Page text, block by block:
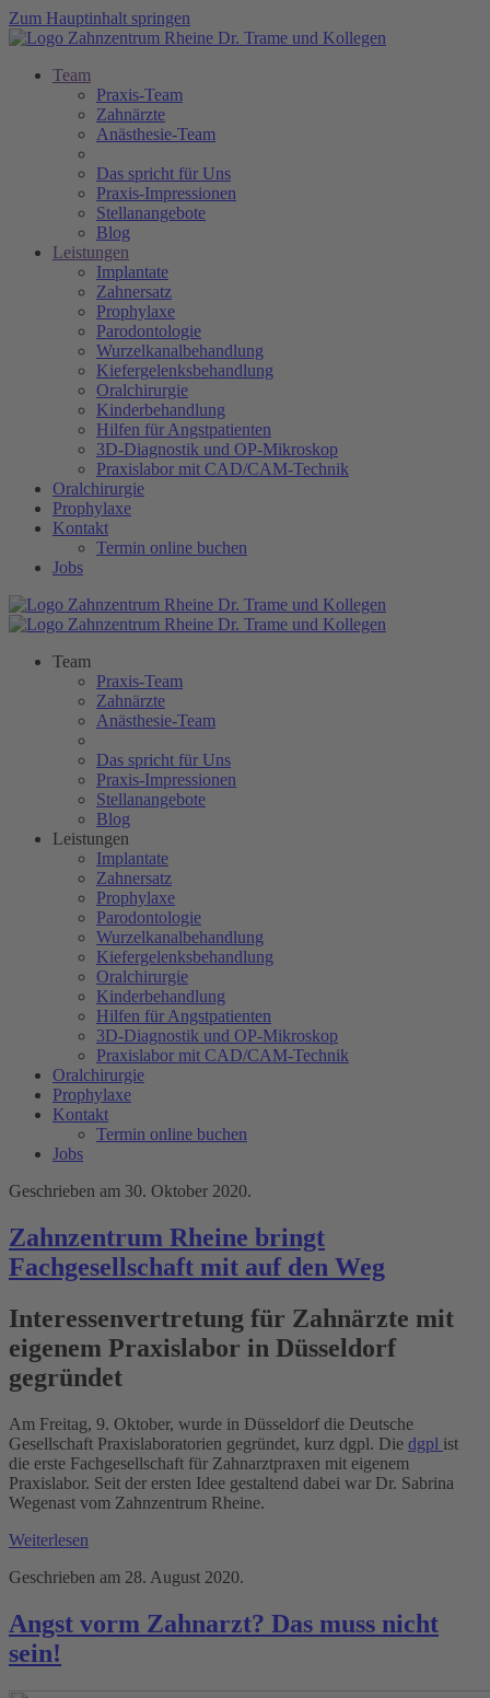
Zum Hauptinhalt springen
Team
Praxis-Team
Zahnärzte
Anästhesie-Team
Das spricht für Uns
Praxis-Impressionen
Stellanangebote
Blog
Leistungen
Implantate
Zahnersatz
Prophylaxe
Parodontologie
Wurzelkanalbehandlung
Kiefergelenksbehandlung
Oralchirurgie
Kinderbehandlung
Hilfen für Angstpatienten
3D-Diagnostik und OP-Mikroskop
Praxislabor mit CAD/CAM-Technik
Oralchirurgie
Prophylaxe
Kontakt
Termin online buchen
Jobs
Team
Praxis-Team
Zahnärzte
Anästhesie-Team
Das spricht für Uns
Praxis-Impressionen
Stellanangebote
Blog
Leistungen
Implantate
Zahnersatz
Prophylaxe
Parodontologie
Wurzelkanalbehandlung
Kiefergelenksbehandlung
Oralchirurgie
Kinderbehandlung
Hilfen für Angstpatienten
3D-Diagnostik und OP-Mikroskop
Praxislabor mit CAD/CAM-Technik
Oralchirurgie
Prophylaxe
Kontakt
Termin online buchen
Jobs
Geschrieben am 30. Oktober 2020.
Zahnzentrum Rheine bringt
Fachgesellschaft mit auf den Weg
Interessenvertretung für Zahnärzte mit
eigenem Praxislabor in Düsseldorf
gegründet
Am Freitag, 9. Oktober, wurde in Düsseldorf die Deutsche
Gesellschaft Praxislaboratorien gegründet, kurz dgpl. Die dgpl ist
die erste Fachgesellschaft für Zahnarztpraxen mit eigenem
Praxislabor. Seit der ersten Idee gestaltend dabei war Dr. Sabrina
Wegenast vom Zahnzentrum Rheine.
Weiterlesen
Geschrieben am 28. August 2020.
Angst vorm Zahnarzt? Das muss nicht
sein!